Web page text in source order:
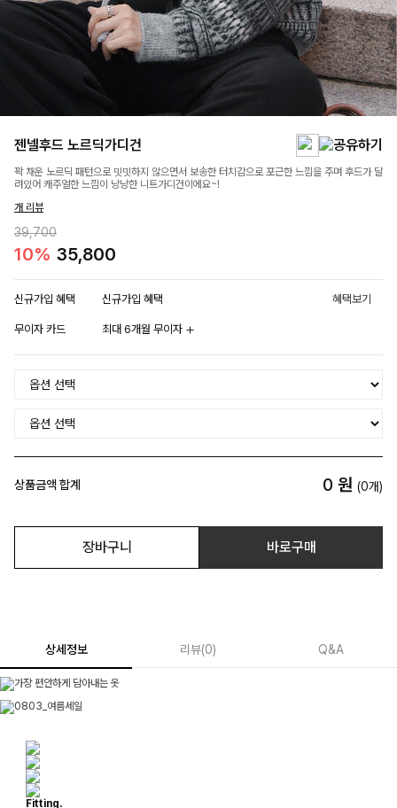
젠넬후드 노르딕가디건
꽉 채운 노르딕 패턴으로 밋밋하지 않으면서 보송한 터치감으로 포근한 느낌을 주며 후드가 달
려있어 캐주얼한 느낌이 낭낭한 니트가디건이에요~!
개 리뷰
39,700
10% 35,800
신규가입 혜택 신규가입 혜택 혜택보기
무이자 카드 최대 6개월 무이자
상품금액 합계 0 원 (0개)
장바구니 바로구매
상세정보 리뷰(0) Q&A
Fitting.